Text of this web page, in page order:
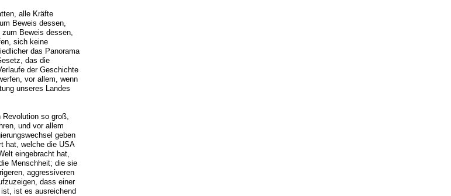
alle Kräfte
Beweis dessen,
Beweis dessen,
sich keine
das Panorama
das die
der Geschichte
vor allem, wenn
unseres Landes
so groß,
und vor allem
geben
hat, welche die USA
eingebracht hat,
Menschheit; die sie
aggressiveren
dass einer
ist es ausreichend